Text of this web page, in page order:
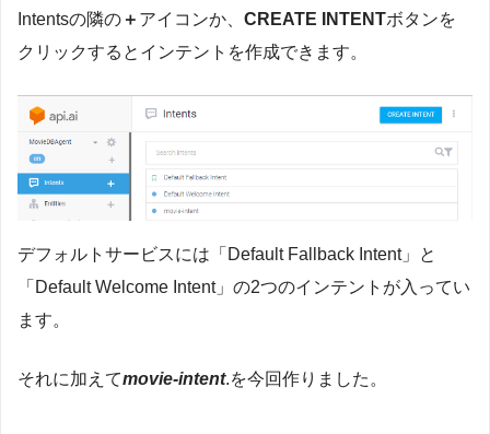
Intentsの隣の ＋ アイコンか、 CREATE INTENTボタンを
クリックするとインテントを作成できます。
デフォルトサービスには「Default Fallback Intent」と
「Default Welcome Intent」の2つのインテントが入ってい
ます。
それに加えてmovie-intent.を今回作りました。